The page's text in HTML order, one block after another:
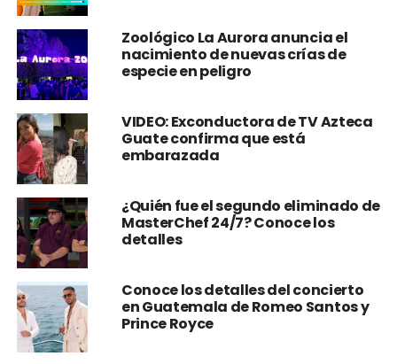
Zoológico La Aurora anuncia el
nacimiento de nuevas crías de
especie en peligro
VIDEO: Exconductora de TV Azteca
Guate confirma que está
embarazada
¿Quién fue el segundo eliminado de
MasterChef 24/7? Conoce los
detalles
Conoce los detalles del concierto
en Guatemala de Romeo Santos y
Prince Royce